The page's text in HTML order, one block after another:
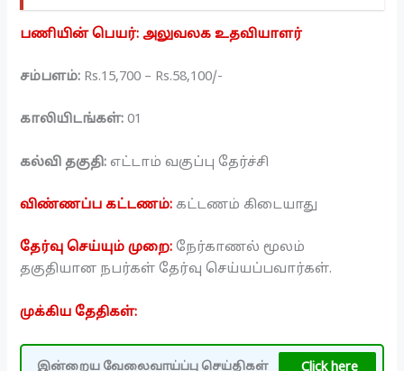
பணியின் பெயர்: அலுவலக உதவியாளர்
சம்பளம்: Rs.15,700 – Rs.58,100/-
காலியிடங்கள்: 01
கல்வி தகுதி:எட்டாம் வகுப்பு தேர்ச்சி
விண்ணப்ப கட்டணம்:கட்டணம் கிடையாது
தேர்வு செய்யும் முறை: நேர்காணல் மூலம்
தகுதியான நபர்கள் தேர்வு செய்யப்பவார்கள்.
முக்கிய தேதிகள்:
இன்றைய வேலைவாய்ப்பு செய்திகள் Click here